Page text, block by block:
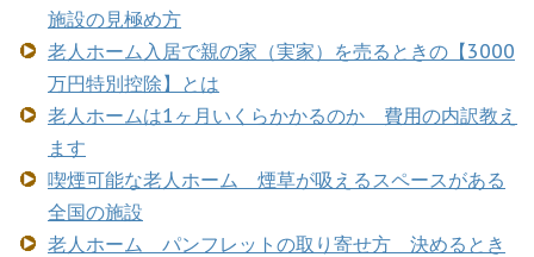
施設の見極め方
老人ホーム入居で親の家（実家）を売るときの【3000
万円特別控除】とは
老人ホームは1ヶ月いくらかかるのか 費用の内訳教え
ます
喫煙可能な老人ホーム 煙草が吸えるスペースがある
全国の施設
老人ホーム パンフレットの取り寄せ方 決めるとき